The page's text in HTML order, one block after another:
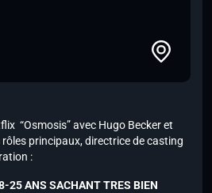
“Osmosis” avec Hugo Becker et
principaux, directrice de casting
:
25 ANS SACHANT TRES BIEN